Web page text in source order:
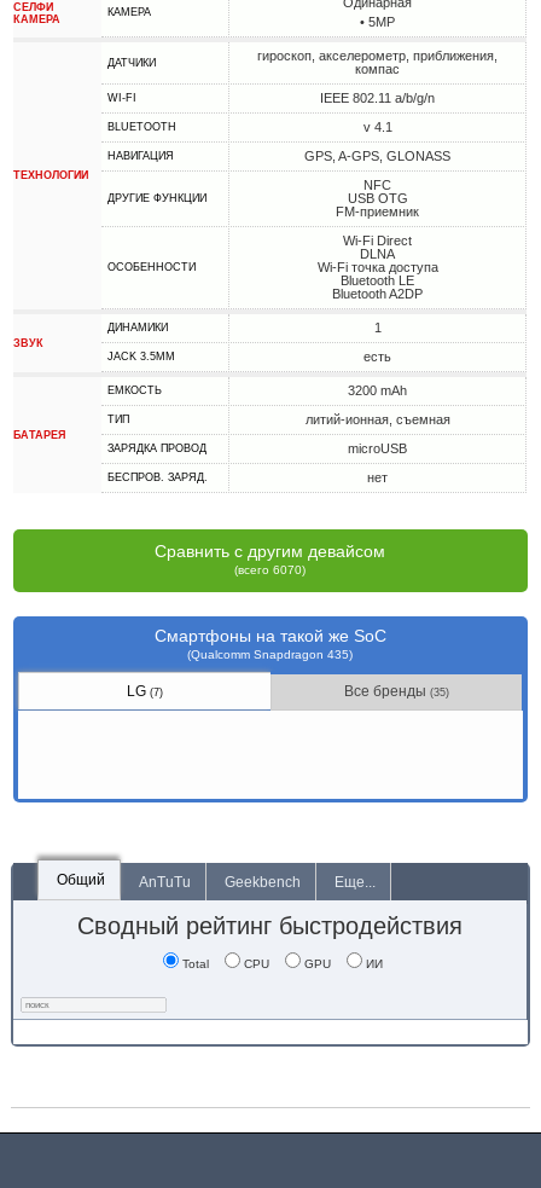
СЕЛФИ
КАМЕРА
КАМЕРА
• 5MP
ТЕХНОЛОГИИ
ДАТЧИКИ
гироскоп, акселерометр, приближения,
компас
WI-FI IEEE 802.11 a/b/g/n
BLUETOOTH v 4.1
НАВИГАЦИЯ GPS, A-GPS, GLONASS
ДРУГИЕ ФУНКЦИИ
NFC
USB OTG
FM-приемник
ОСОБЕННОСТИ
Wi-Fi Direct
DLNA
Wi-Fi точка доступа
Bluetooth LE
Bluetooth A2DP
ЗВУК
ДИНАМИКИ 1
JACK 3.5MM есть
БАТАРЕЯ
ЕМКОСТЬ 3200 mAh
ТИП литий-ионная, съемная
ЗАРЯДКА ПРОВОД microUSB
БЕСПРОВ. ЗАРЯД. нет
Сравнить с другим девайсом
(всего 6070)
Смартфоны на такой же SoC
(Qualcomm Snapdragon 435)
LG(7) Все бренды(35)
Общий AnTuTu Geekbench Еще...
Сводный рейтинг быстродействия
Total CPU GPU ИИ